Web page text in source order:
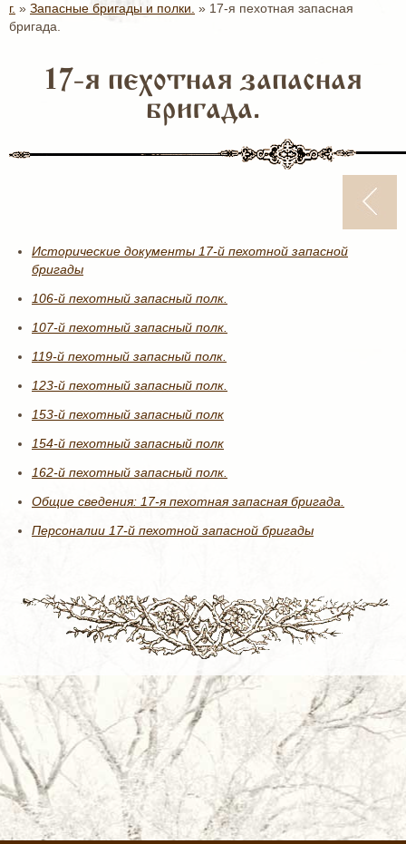
г. » Запасные бригады и полки. » 17-я пехотная запасная
бригада.
17-я пехотная запасная
бригада.
Исторические документы 17-й пехотной запасной
бригады
106-й пехотный запасный полк.
107-й пехотный запасный полк.
119-й пехотный запасный полк.
123-й пехотный запасный полк.
153-й пехотный запасный полк
154-й пехотный запасный полк
162-й пехотный запасный полк.
Общие сведения: 17-я пехотная запасная бригада.
Персоналии 17-й пехотной запасной бригады